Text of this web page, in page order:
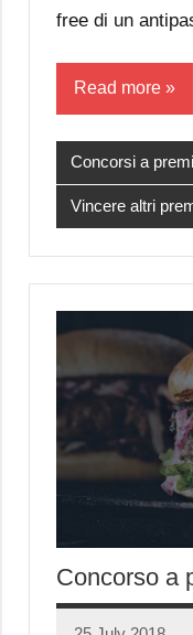
free di un
Read more
Concorsi a premi
Vincere altri
Concorso a